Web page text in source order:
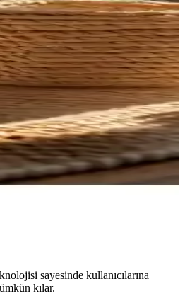
sayesinde kullanıcılarına
kılar.